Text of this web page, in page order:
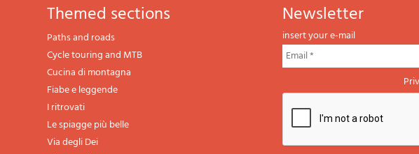
themed sections
Paths and roads
Cycle touring and MTB
Cucina di montagna
Fiabe e leggende
I ritrovati
Le spiagge più belle
Via degli Dei
newsletter
insert your e-mail